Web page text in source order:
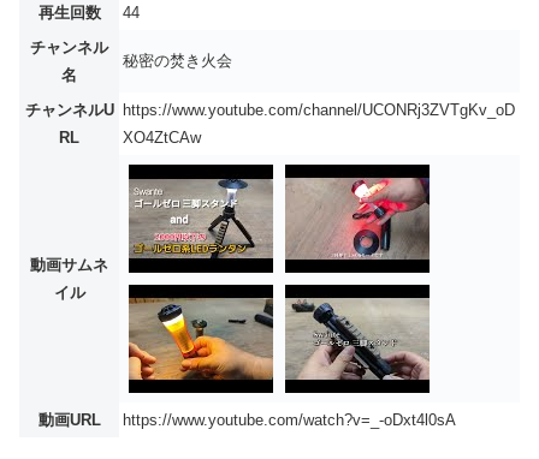
再生回数
44
チャンネル
名
秘密の焚き火会
チャンネルU
RL
https://www.youtube.com/channel/UCONRj3ZVTgKv_oD
XO4ZtCAw
動画サムネ
イル
動画URL https://www.youtube.com/watch?v=_-oDxt4l0sA